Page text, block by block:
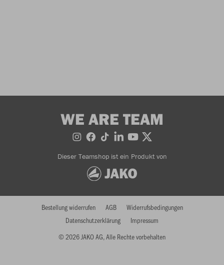
WE ARE TEAM
Dieser Teamshop ist ein Produkt von
© 2026 JAKO AG, Alle Rechte vorbehalten
Bestellung widerrufen AGB
Widerrufsbedingungen
Datenschutzerklärung
Impressum